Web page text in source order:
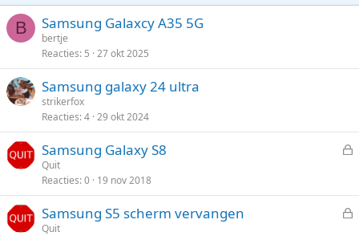
B Samsung Galaxcy A35 5G
bertje
Reacties 5 27 okt 2025
Samsung galaxy 24 ultra
strikerfox
Reacties 4 29 okt 2024
l
o
Samsung Galaxy S8
Quit
Reacties 0 19 nov 2018
Samsung S5 scherm vervangen
Quit